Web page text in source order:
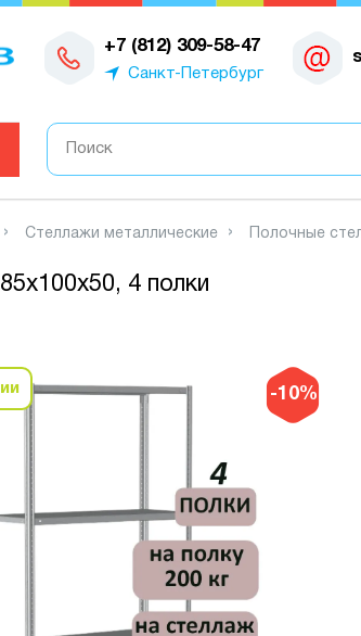
+7 (812) 309-58-47
Санкт-Петербург
Стеллажи металлические Полочные
4 полки
-10%